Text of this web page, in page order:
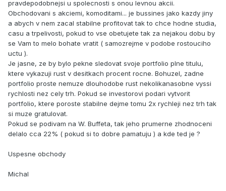
pravdepodobnejsi u spolecnosti s onou levnou akcii.
Obchodovani s akciemi, komoditami... je bussines jako kazdy jiny
a abych v nem zacal stabilne profitovat tak to chce hodne studia,
casu a trpelivosti, pokud to vse obetujete tak za nejakou dobu by
se Vam to melo bohate vratit ( samozrejme v podobe rostouciho
uctu ).
Je jasne, ze by bylo pekne sledovat svoje portfolio plne titulu,
ktere vykazuji rust v desitkach procent rocne. Bohuzel, zadne
portfolio proste nemuze dlouhodobe rust nekolikanasobne vyssi
rychlosti nez cely trh. Pokud se investorovi podari vytvorit
portfolio, ktere poroste stabilne dejme tomu 2x rychleji nez trh tak
si muze gratulovat.
Pokud se podivam na W. Buffeta, tak jeho prumerne zhodnoceni
delalo cca 22% ( pokud si to dobre pamatuju ) a kde ted je ?
Uspesne obchody
Michal